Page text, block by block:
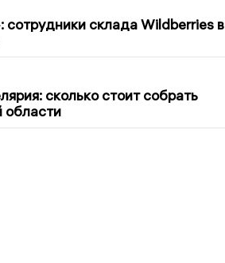
склада Wildberries в
сколько стоит собрать
области